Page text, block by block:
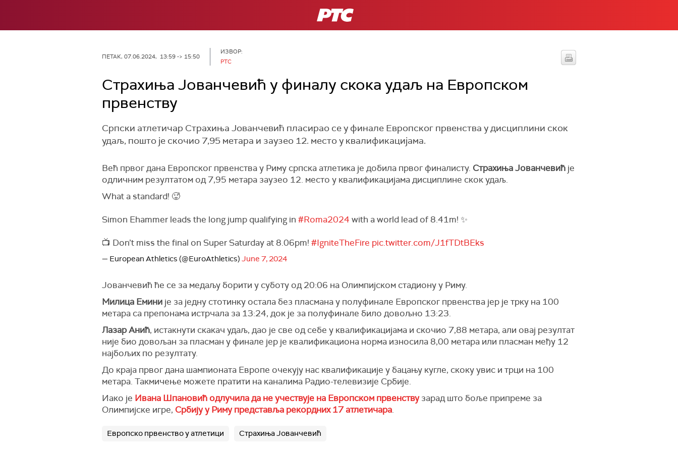
РТС
ПЕТАК, 07.06.2024, 13:59 -> 15:50
ИЗВОР:
РТС
Страхиња Јованчевић у финалу скока удаљ на Европском
првенству
Српски атлетичар Страхиња Јованчевић пласирао се у финале Европског првенства у дисциплини скок
удаљ, пошто је скочио 7,95 метара и заузео 12. место у квалификацијама.
Већ првог дана Европског првенства у Риму српска атлетика је добила првог финалисту. Страхиња Јованчевић је
одличним резултатом од 7,95 метара заузео 12. место у квалификацијама дисциплине скок удаљ.
What a standard! 🥵
Simon Ehammer leads the long jump qualifying in #Roma2024 with a world lead of 8.41m! ✨
📺 Don’t miss the final on Super Saturday at 8.06pm! #IgniteTheFire pic.twitter.com/J1fTDtBEks
— European Athletics (@EuroAthletics) June 7, 2024
Јованчевић ће се за медаљу борити у суботу од 20:06 на Олимпијском стадиону у Риму.
Милица Емини је за једну стотинку остала без пласмана у полуфинале Европског првенства јер је трку на 100
метара са препонама истрчала за 13:24, док је за полуфинале било довољно 13:23.
Лазар Анић, истакнути скакач удаљ, дао је све од себе у квалификацијама и скочио 7,88 метара, али овај резултат
није био довољан за пласман у финале јер је квалификациона норма износила 8,00 метара или пласман међу 12
најбољих по резултату.
До краја првог дана шампионата Европе очекују нас квалификације у бацању кугле, скоку увис и трци на 100
метара. Такмичење можете пратити на каналима Радио-телевизије Србије.
Иако је Ивана Шпановић одлучила да не учествује на Европском првенствузарад што боље припреме за
Олимпијске игре, Србију у Риму представља рекордних 17 атлетичара.
Европско првенство у атлетици Страхиња Јованчевић